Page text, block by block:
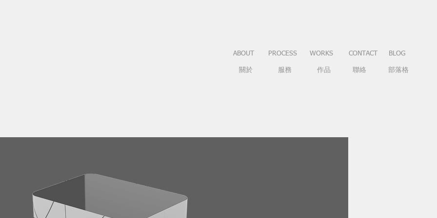
ABOUT
關於
PROCESS
服務
WORKS CONTACT
作品 聯絡 部落格
BLOG